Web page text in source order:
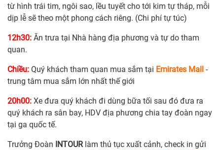
từ hình trái tim, ngôi sao, lều tuyết cho tới kim tự tháp, mỗi
dịp lễ sẽ theo một phong cách riêng. (Chi phí tự túc)
12h30: Ăn trưa tại Nhà hàng địa phương và tự do tham
quan.
Chiều: Quý khách tham quan mua sắm tại Emirates Mall
-
trung tâm mua sắm lớn nhất thế giới
20h00: Xe đưa quý khách đi dùng bữa tối sau đó đưa ra
quý khách ra sân bay, HDV địa phương chia tay đoàn ngay
tại ga quốc tế.
Trưởng Đoàn INTOURlàm thủ tục xuất cảnh, check in gửi